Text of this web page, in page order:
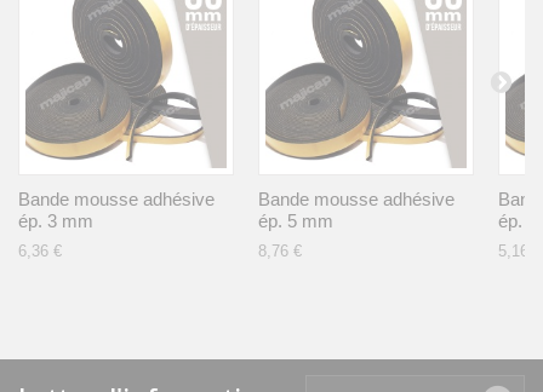
Bande mousse adhésive
ép. 3 mm
6,36 €
Bande mousse adhésive
ép. 5 mm
8,76 €
ép. 6
5,16 €